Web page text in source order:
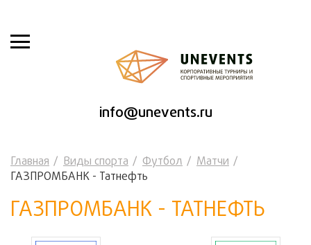
info@unevents.ru
Главная Виды спорта Футбол
Матчи
ГАЗПРОМБАНК - Татнефть
ГАЗПРОМБАНК - ТАТНЕФТЬ